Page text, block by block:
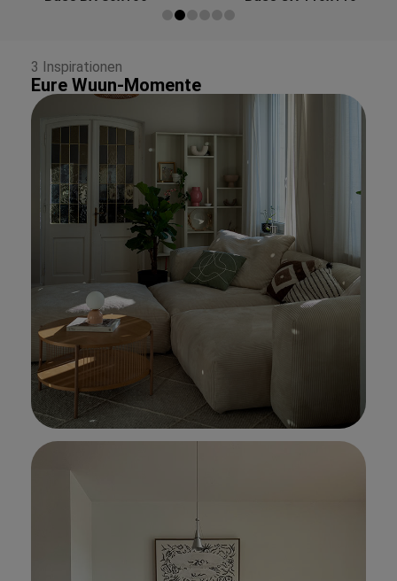
3 Inspirationen
Eure Wuun-Momente